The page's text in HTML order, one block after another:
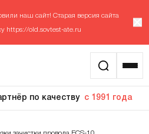
наш сайт! Старая версия сайта
https://old.sovtest-ate.ru
по качеству с 1991 года